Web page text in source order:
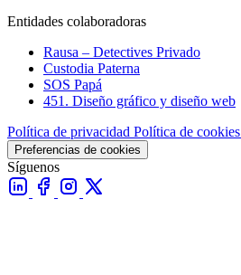
Entidades colaboradoras
Rausa – Detectives Privado
Custodia Paterna
SOS Papá
451. Diseño gráfico y diseño web
Política de privacidad Política de cookies
Preferencias de cookies
Síguenos